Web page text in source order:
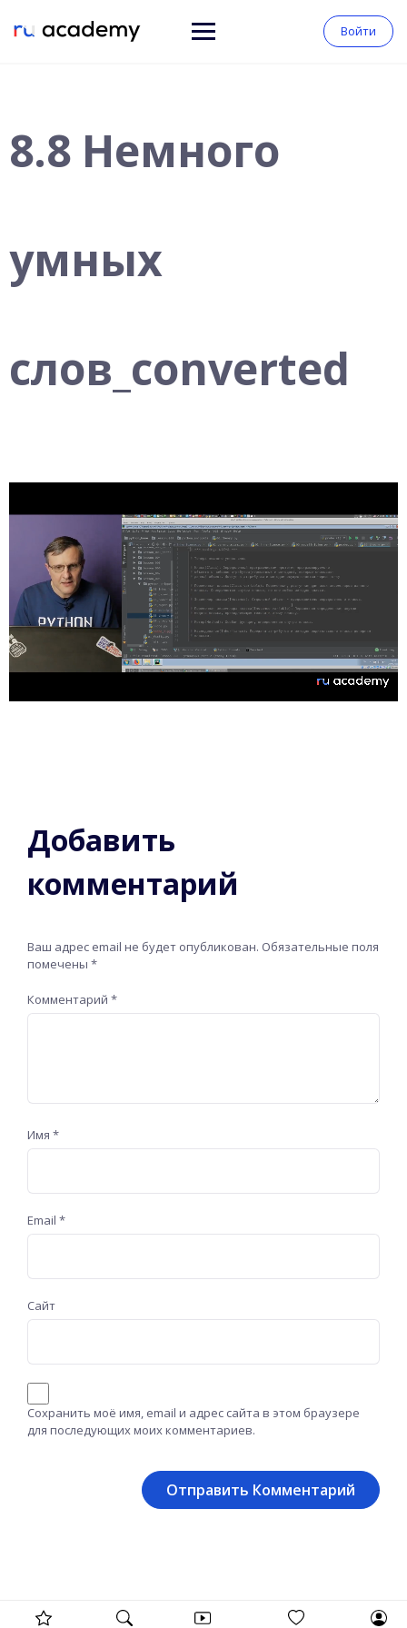
Войти
8.8 Немного
умных
слов_converted
Добавить
комментарий
Ваш адрес email не будет опубликован. Обязательные поля
помечены *
Комментарий *
Имя *
Email *
Сайт
Сохранить моё имя, email и адрес сайта в этом браузере
для последующих моих комментариев.